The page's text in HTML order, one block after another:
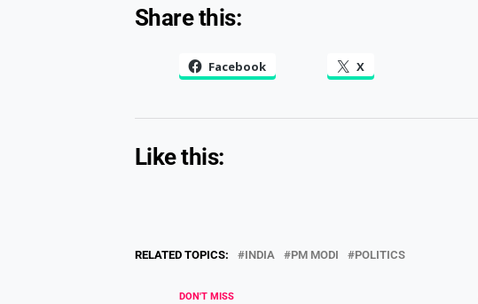
Share this:
Facebook X
Like this:
RELATED TOPICS: INDIA PM MODI POLITICS
DON'T MISS